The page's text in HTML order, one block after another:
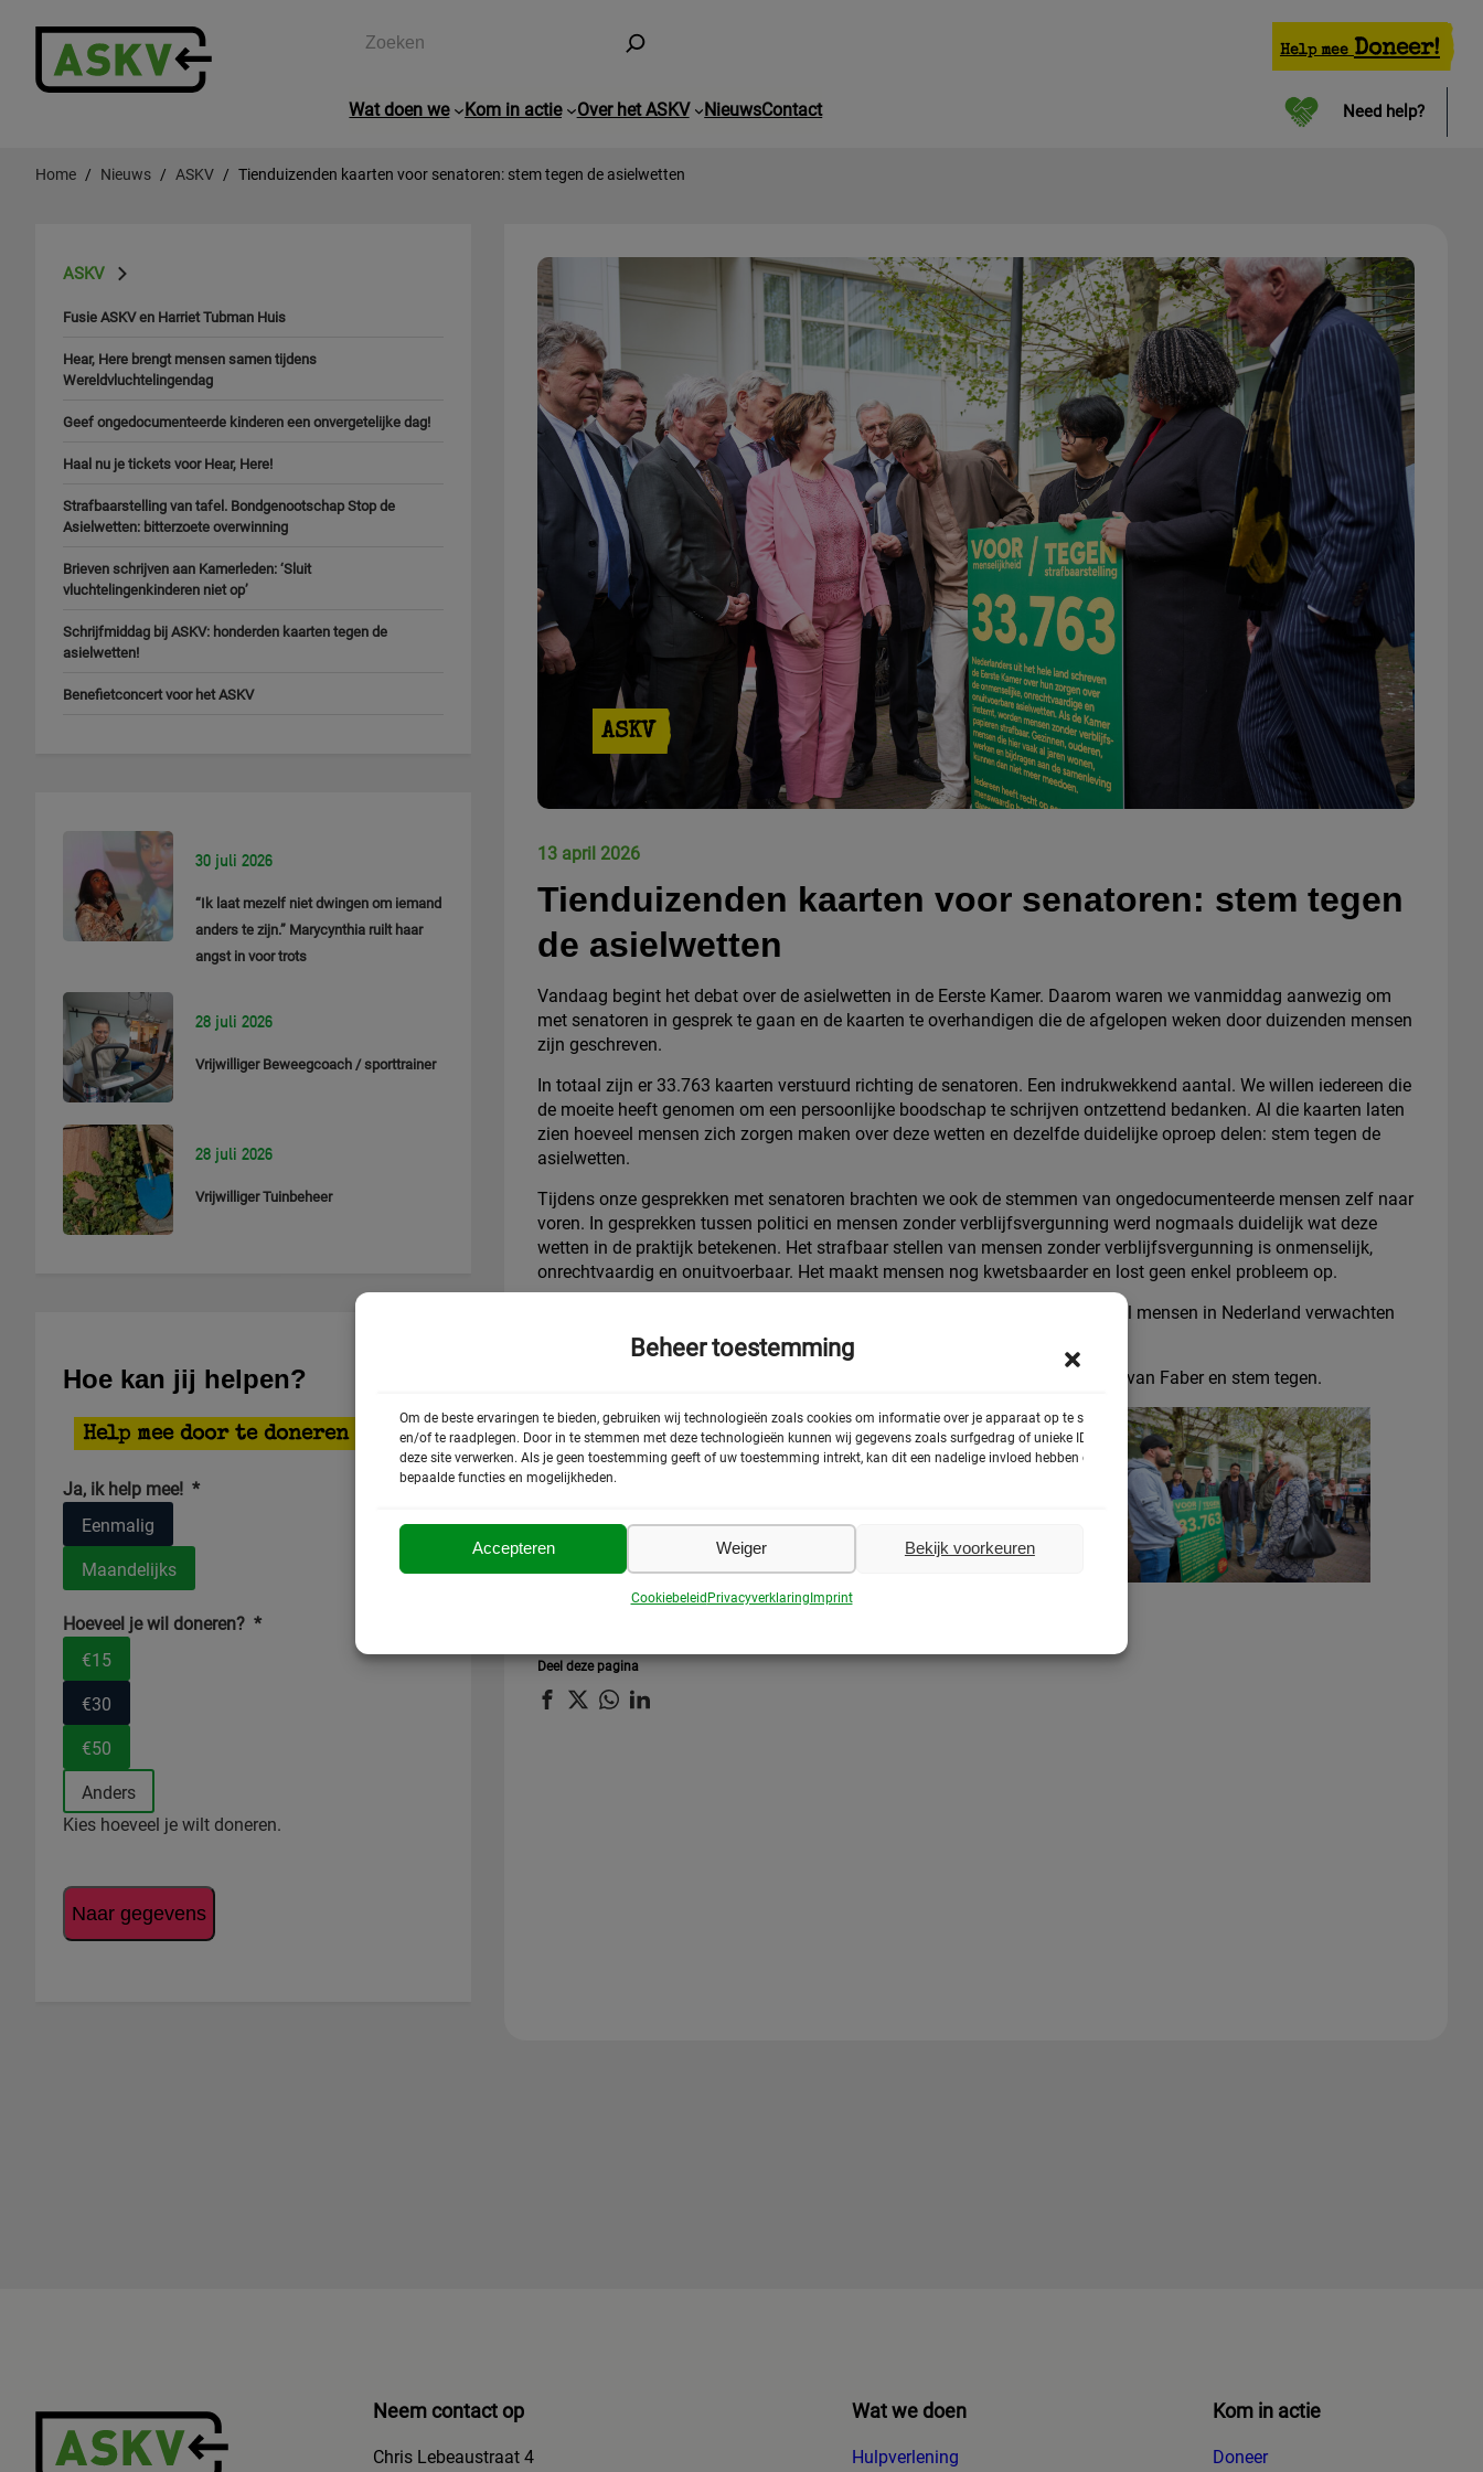
Beheer toestemming
Om de beste ervaringen te bieden, gebruiken wij technologieën zoals cookies om informatie over je apparaat op te slaan
en/of te raadplegen. Door in te stemmen met deze technologieën kunnen wij gegevens zoals surfgedrag of unieke ID's op
deze site verwerken. Als je geen toestemming geeft of uw toestemming intrekt, kan dit een nadelige invloed hebben op
bepaalde functies en mogelijkheden.
Accepteren Weiger Bekijk voorkeuren
CookiebeleidPrivacyverklaringImprint
Zoeken
Help mee Doneer!
Wat doen we Kom in actie Over het ASKV NieuwsContact Need help?
Home Nieuws ASKV Tienduizenden kaarten voor senatoren: stem tegen de asielwetten
ASKV
Fusie ASKV en Harriet Tubman Huis
Hear, Here brengt mensen samen tijdens
Wereldvluchtelingendag
Geef ongedocumenteerde kinderen een onvergetelijke dag!
Haal nu je tickets voor Hear, Here!
Strafbaarstelling van tafel. Bondgenootschap Stop de
Asielwetten: bitterzoete overwinning
Brieven schrijven aan Kamerleden: ‘Sluit
vluchtelingenkinderen niet op’
Schrijfmiddag bij ASKV: honderden kaarten tegen de
asielwetten!
Benefietconcert voor het ASKV
30 juli 2026
“Ik laat mezelf niet dwingen om iemand
anders te zijn.” Marycynthia ruilt haar
angst in voor trots
28 juli 2026
Vrijwilliger Beweegcoach / sporttrainer
28 juli 2026
Vrijwilliger Tuinbeheer
Hoe kan jij helpen?
Help mee door te doneren
Ja, ik help mee! *
Eenmalig
Maandelijks
Hoeveel je wil doneren? *
€15
€30
€50
Anders
Kies hoeveel je wilt doneren.
Naar gegevens
ASKV
13 april 2026
Tienduizenden kaarten voor senatoren: stem tegen
de asielwetten
Vandaag begint het debat over de asielwetten in de Eerste Kamer. Daarom waren we vanmiddag aanwezig om
met senatoren in gesprek te gaan en de kaarten te overhandigen die de afgelopen weken door duizenden mensen
zijn geschreven.
In totaal zijn er 33.763 kaarten verstuurd richting de senatoren. Een indrukwekkend aantal. We willen iedereen die
de moeite heeft genomen om een persoonlijke boodschap te schrijven ontzettend bedanken. Al die kaarten laten
zien hoeveel mensen zich zorgen maken over deze wetten en dezelfde duidelijke oproep delen: stem tegen de
asielwetten.
Tijdens onze gesprekken met senatoren brachten we ook de stemmen van ongedocumenteerde mensen zelf naar
voren. In gesprekken tussen politici en mensen zonder verblijfsvergunning werd nogmaals duidelijk wat deze
wetten in de praktijk betekenen. Het strafbaar stellen van mensen zonder verblijfsvergunning is onmenselijk,
onrechtvaardig en onuitvoerbaar. Het maakt mensen nog kwetsbaarder en lost geen enkel probleem op.
De duizenden kaarten die vandaag zijn overhandigd maken duidelijk dat veel mensen in Nederland verwachten
dat senatoren hun verantwoordelijkheid nemen.
Onze oproep aan de Eerste Kamer is dan ook helder: reken af met de wetten van Faber en stem tegen.
Deel deze pagina
Neem contact op
Chris Lebeaustraat 4
Wat we doen
Hulpverlening
Kom in actie
Doneer